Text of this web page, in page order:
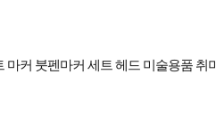
마커 붓펜마커 세트 헤드 미술용품 취미